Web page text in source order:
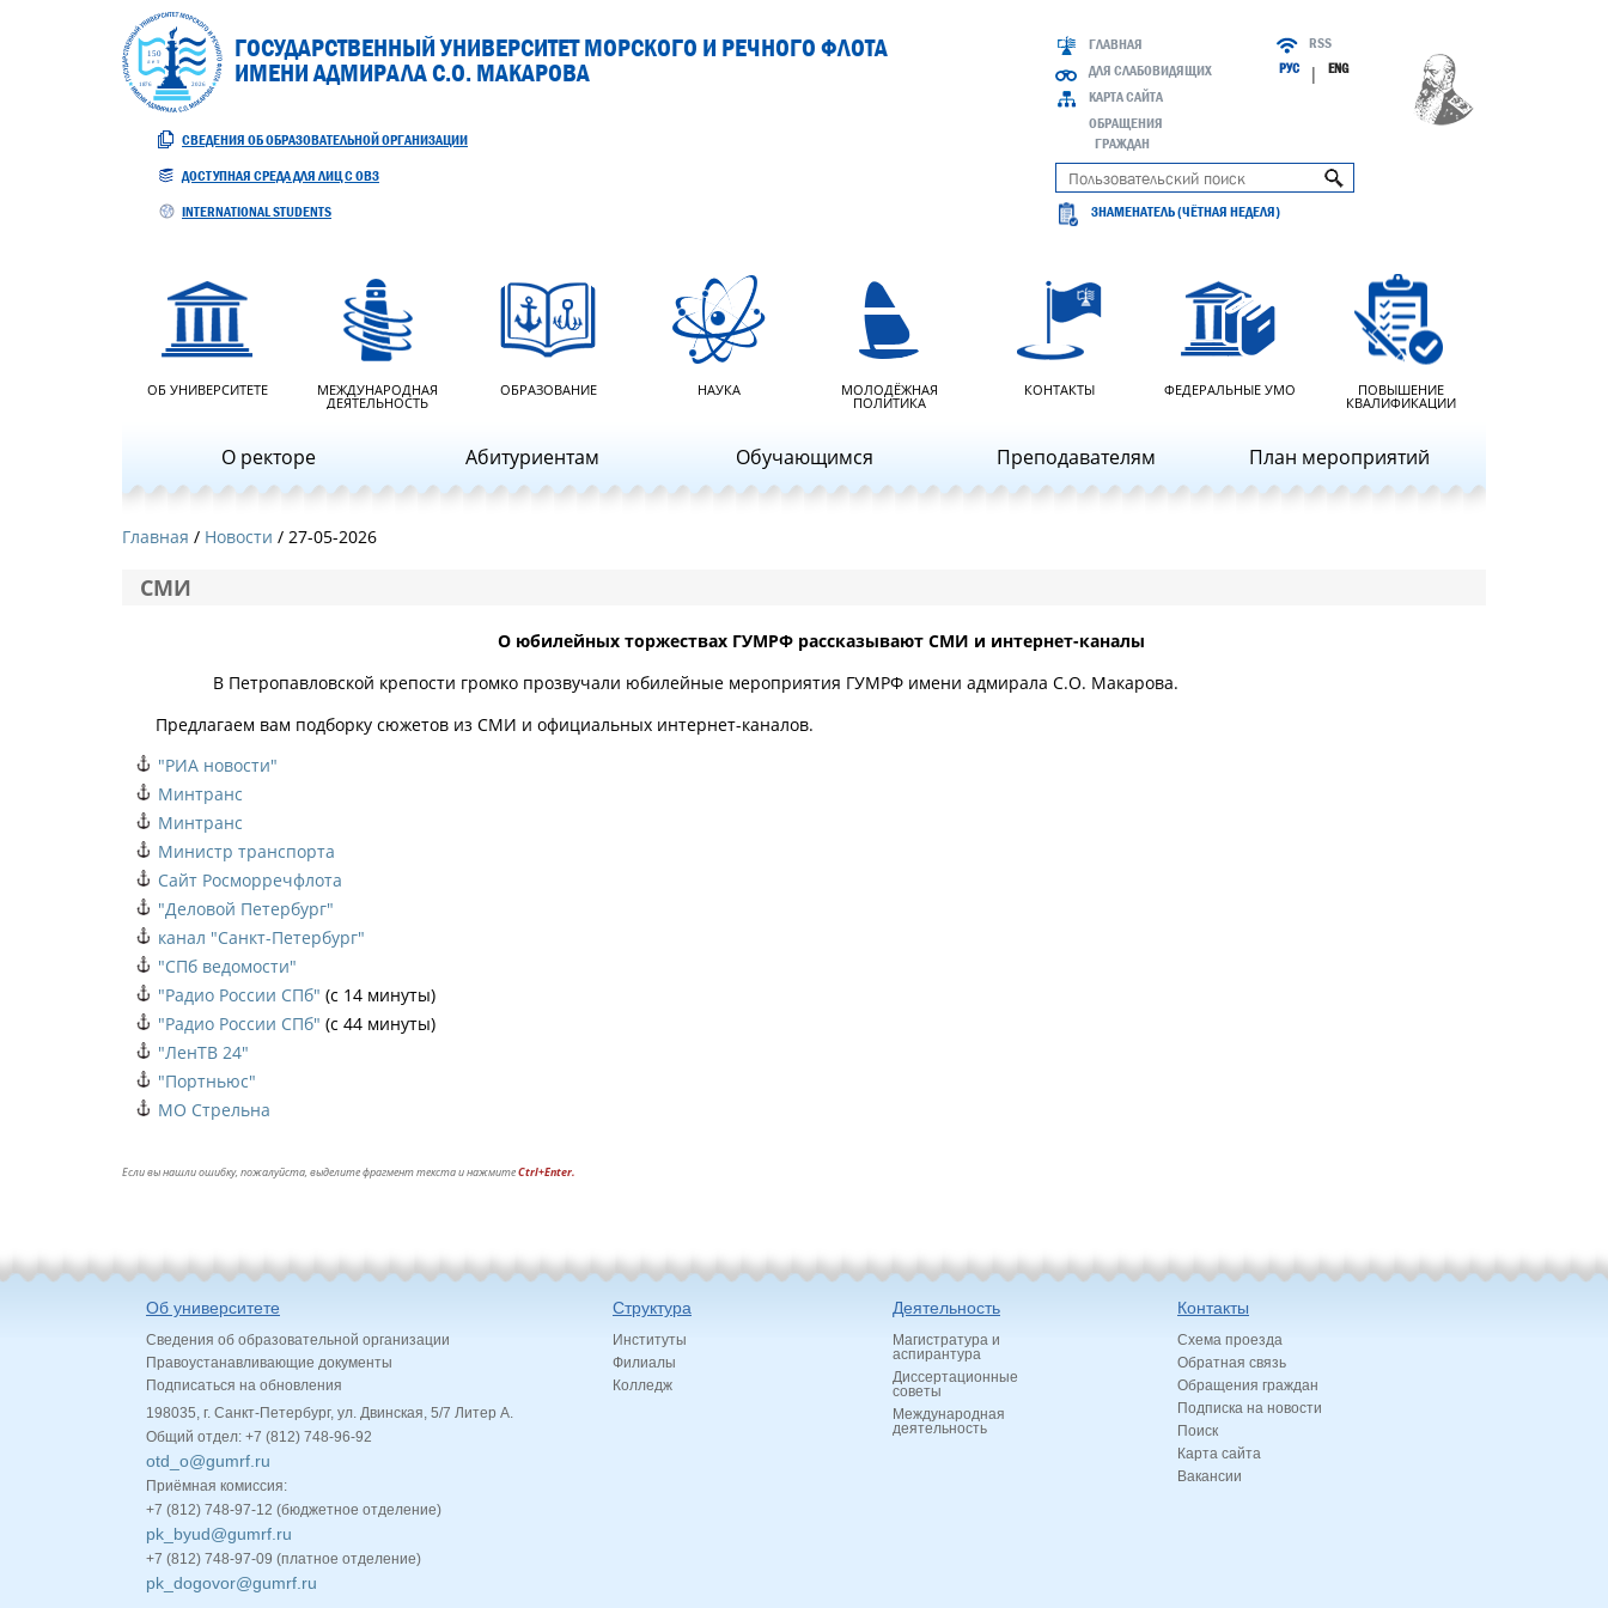
ГОСУДАРСТВЕННЫЙ УНИВЕРСИТЕТ МОРСКОГО И РЕЧНОГО ФЛОТА
ИМЕНИ АДМИРАЛА С.О. МАКАРОВА
СВЕДЕНИЯ ОБ ОБРАЗОВАТЕЛЬНОЙ ОРГАНИЗАЦИИ
ДОСТУПНАЯ СРЕДА ДЛЯ ЛИЦ С ОВЗ
INTERNATIONAL STUDENTS
ГЛАВНАЯ
ДЛЯ СЛАБОВИДЯЩИХ
КАРТА САЙТА
ОБРАЩЕНИЯ
ГРАЖДАН
RSS
РУС | ENG
ЗНАМЕНАТЕЛЬ (ЧЁТНАЯ НЕДЕЛЯ)
ОБ УНИВЕРСИТЕТЕ МЕЖДУНАРОДНАЯ
ДЕЯТЕЛЬНОСТЬ
ОБРАЗОВАНИЕ НАУКА МОЛОДЁЖНАЯ
ПОЛИТИКА
КОНТАКТЫ ФЕДЕРАЛЬНЫЕ УМО ПОВЫШЕНИЕ
КВАЛИФИКАЦИИ
О ректоре Абитуриентам Обучающимся Преподавателям План мероприятий
Главная Новости / 27-05-2026
СМИ
О юбилейных торжествах ГУМРФ рассказывают СМИ и интернет-каналы
В Петропавловской крепости громко прозвучали юбилейные мероприятия ГУМРФ имени адмирала С.О. Макарова.
Предлагаем вам подборку сюжетов из СМИ и официальных интернет-каналов.
"РИА новости"
Минтранс
Минтранс
Министр транспорта
Сайт Росморречфлота
"Деловой Петербург"
канал "Санкт-Петербург"
"СПб ведомости"
"Радио России СПб" (с 14 минуты)
"Радио России СПб" (с 44 минуты)
"ЛенТВ 24"
"Портньюс"
МО Стрельна
Если вы нашли ошибку, пожалуйста, выделите фрагмент текста и нажмитеCtrl+Enter.
Об университете
Сведения об образовательной организации
Правоустанавливающие документы
Подписаться на обновления
198035, г. Санкт-Петербург, ул. Двинская, 5/7 Литер А.
Общий отдел: +7 (812) 748-96-92
otd_o@gumrf.ru
Приёмная комиссия:
+7 (812) 748-97-12 (бюджетное отделение)
pk_byud@gumrf.ru
+7 (812) 748-97-09 (платное отделение)
pk_dogovor@gumrf.ru
Структура
Институты
Филиалы
Колледж
Деятельность
Магистратура и
аспирантура
Диссертационные
советы
Международная
деятельность
Контакты
Схема проезда
Обратная связь
Обращения граждан
Подписка на новости
Поиск
Карта сайта
Вакансии